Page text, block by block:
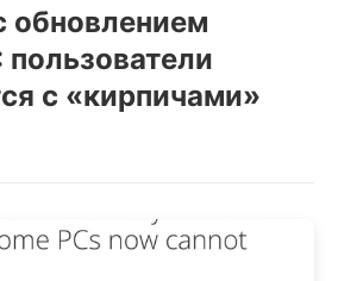
с «кирпичами»